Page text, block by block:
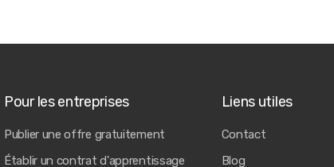
Pour les entreprises
Publier une offre gratuitement
Établir un contrat d'apprentissage
Liens utiles
Contact
Blog